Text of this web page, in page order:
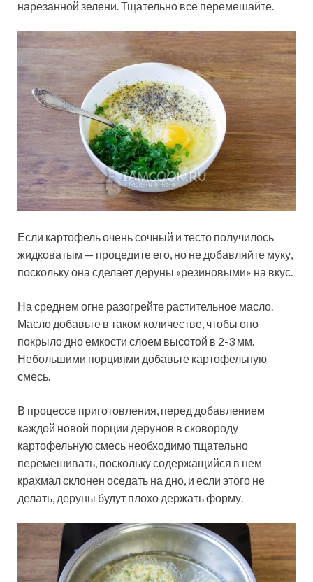
нарезанной зелени. Тщательно все перемешайте.
Если картофель очень сочный и тесто получилось
жидковатым — процедите его, но не добавляйте муку,
поскольку она сделает деруны «резиновыми» на вкус.
На среднем огне разогрейте растительное масло.
Масло добавьте в таком количестве, чтобы оно
покрыло дно емкости слоем высотой в 2-3 мм.
Небольшими порциями добавьте картофельную
смесь.
В процессе приготовления, перед добавлением
каждой новой порции дерунов в сковороду
картофельную смесь необходимо тщательно
перемешивать, поскольку содержащийся в нем
крахмал склонен оседать на дно, и если этого не
делать, деруны будут плохо держать форму.